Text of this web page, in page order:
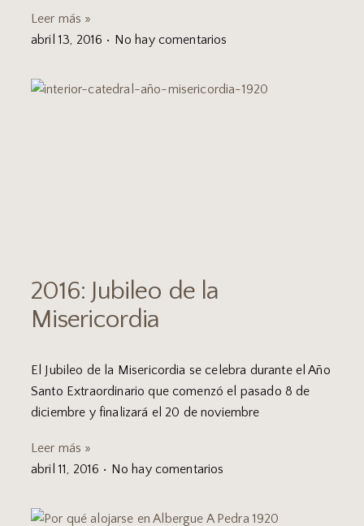
Leer más »
abril 13, 2016
No hay comentarios
2016: Jubileo de la
Misericordia
El Jubileo de la Misericordia se celebra durante el Año
Santo Extraordinario que comenzó el pasado 8 de
diciembre y finalizará el 20 de noviembre
Leer más »
abril 11, 2016
No hay comentarios